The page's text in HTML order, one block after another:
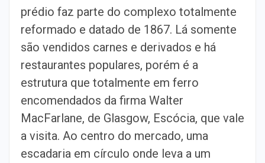
prédio faz parte do complexo totalmente
reformado e datado de 1867. Lá somente
são vendidos carnes e derivados e há
restaurantes populares, porém é a
estrutura que totalmente em ferro
encomendados da firma Walter
MacFarlane, de Glasgow, Escócia, que vale
a visita. Ao centro do mercado, uma
escadaria em círculo onde leva a um